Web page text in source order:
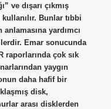
ve dışarı çıkmış
Bunlar tıbbi
yardımcı
Emar sonucunda
raporlarında çok sık
yaygın
daha hafif bir
disk,
arası disklerden